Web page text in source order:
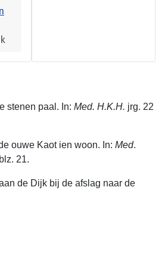
stenen paal. In: Med. H.K.H. jrg. 22
ouwe Kaot ien woon. In: Med.
21.
de Dijk bij de afslag naar de